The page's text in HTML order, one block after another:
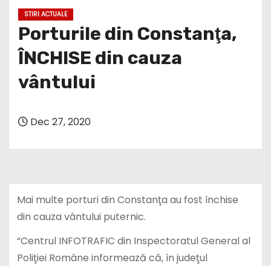
STIRI ACTUALE
Porturile din Constanţa,
ÎNCHISE din cauza
vântului
Dec 27, 2020
Mai multe porturi din Constanţa au fost închise
din cauza vântului puternic.
“Centrul INFOTRAFIC din Inspectoratul General al
Poliţiei Române informează că, în judeţul